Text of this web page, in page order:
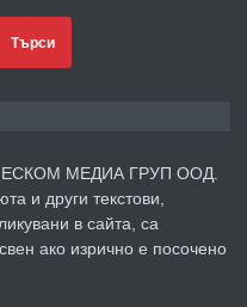
преди 2 години
уроци по
Търси
ЕСКОМ МЕДИА ГРУП ООД.
и други текстови,
в сайта, са
ако изрично е посочено